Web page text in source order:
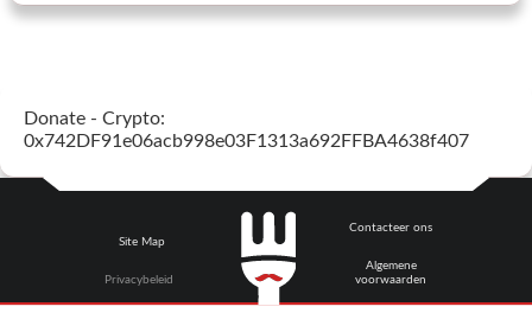
Donate - Crypto:
0x742DF91e06acb998e03F1313a692FFBA4638f407
Site Map
Privacybeleid
Contacteer ons
Algemene
voorwaarden